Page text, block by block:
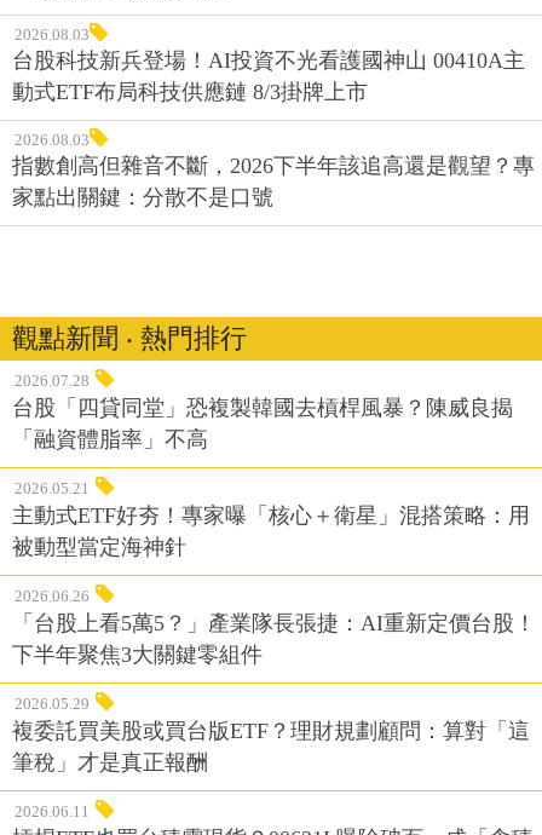
2026.08.03
台股科技新兵登場！AI投資不光看護國神山 00410A主
動式ETF布局科技供應鏈 8/3掛牌上市
2026.08.03
指數創高但雜音不斷，2026下半年該追高還是觀望？專
家點出關鍵：分散不是口號
觀點新聞 ‧ 熱門排行
2026.07.28
台股「四貸同堂」恐複製韓國去槓桿風暴？陳威良揭
「融資體脂率」不高
2026.05.21
主動式ETF好夯！專家曝「核心＋衛星」混搭策略：用
被動型當定海神針
2026.06.26
「台股上看5萬5？」產業隊長張捷：AI重新定價台股！
下半年聚焦3大關鍵零組件
2026.05.29
複委託買美股或買台版ETF？理財規劃顧問：算對「這
筆稅」才是真正報酬
2026.06.11